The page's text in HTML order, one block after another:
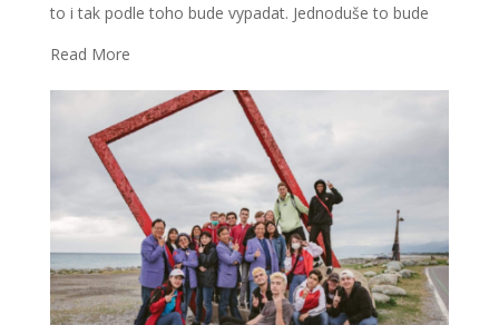
to i tak podle toho bude vypadat. Jednoduše to bude
Read More